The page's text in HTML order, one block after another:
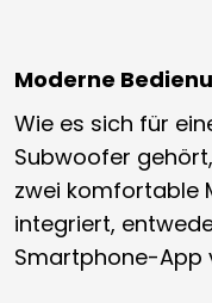
Moderne
Wie es sich für
Subwoofer
zwei komfortable
integriert,
Smartphone-App